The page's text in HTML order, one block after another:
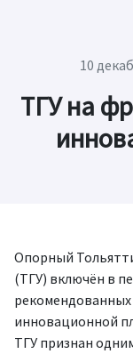
10
ТГУ на
Опорный
(ТГУ) включён в
рекомендованных
инновационной
ТГУ признан